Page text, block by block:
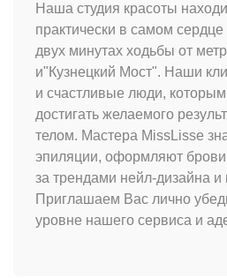
Наша студия красоты
практически в самом
двух минутах ходьбы от
и"Кузнецкий Мост". Наши
и счастливые люди,
достигать желаемого
телом. Мастера MissLisse
эпиляции, оформляют
за трендами нейл-дизайна и
Приглашаем Вас лично
уровне нашего сервиса и